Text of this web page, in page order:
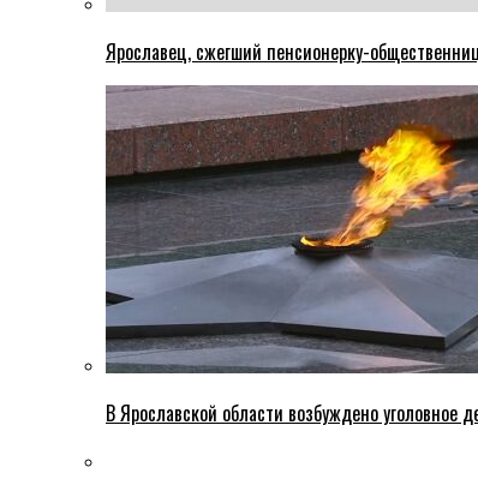
Ярославец, сжегший пенсионерку-
В Ярославской области возбуждено уголовное